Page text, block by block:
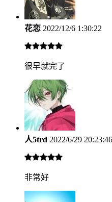
花恋 2022/12/6 1:30:22
很早就完了
人5trd 2022/6/29 20:23:46
非常好